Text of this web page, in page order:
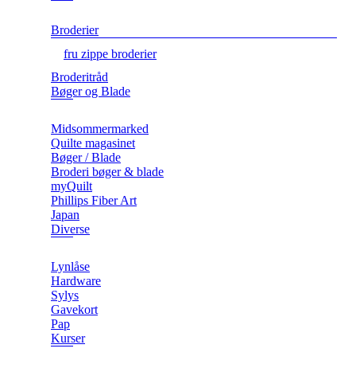
Broderier
fru zippe broderier
Broderitråd
Bøger og Blade
Midsommermarked
Quilte magasinet
Bøger / Blade
Broderi bøger & blade
myQuilt
Phillips Fiber Art
Japan
Diverse
Lynlåse
Hardware
Sylys
Gavekort
Pap
Kurser